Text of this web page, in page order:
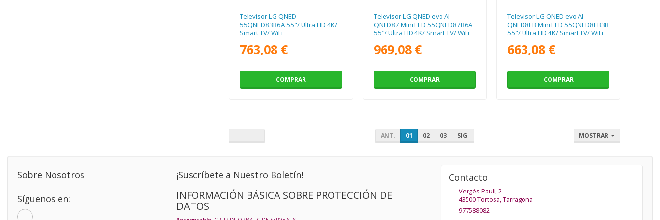
Televisor LG QNED
55QNED83B6A 55"/ Ultra HD 4K/
Smart TV/ WiFi
763,08 €
COMPRAR
Televisor LG QNED evo AI
QNED87 Mini LED 55QNED87B6A
55"/ Ultra HD 4K/ Smart TV/ WiFi
969,08 €
COMPRAR
Televisor LG QNED evo AI
QNED8EB Mini LED 55QNED8EB3B
55"/ Ultra HD 4K/ Smart TV/ WiFi
663,08 €
COMPRAR
ANT. 01 02 03 SIG. MOSTRAR
Sobre Nosotros
Síguenos en:
¡Suscríbete a Nuestro Boletín!
INFORMACIÓN BÁSICA SOBRE PROTECCIÓN DE
DATOS
Contacto
Vergés Paulí, 2
43500Tortosa,Tarragona
977588082